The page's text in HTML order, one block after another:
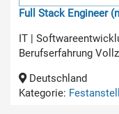
Full Stack Engineer
IT |
Berufserfahrung
Deutschland
Kategorie: